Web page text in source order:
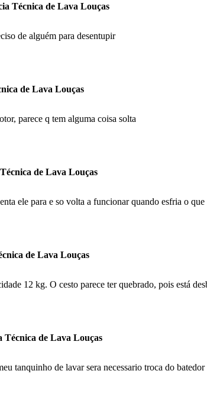
Técnica de Lava Louças
de alguém para desentupir
de Lava Louças
parece q tem alguma coisa solta
de Lava Louças
ele para e so volta a funcionar quando esfria o
de Lava Louças
12 kg. O cesto parece ter quebrado, pois está
Técnica de Lava Louças
tanquinho de lavar sera necessario troca do